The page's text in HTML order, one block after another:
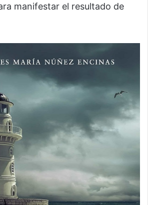
manifestar el resultado de